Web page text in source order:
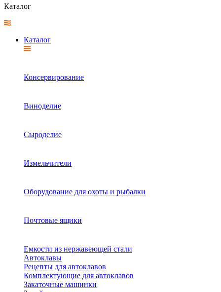
Каталог
Каталог
Консервирование
Виноделие
Сыроделие
Измельчители
Оборудование для охоты и рыбалки
Почтовые ящики
Емкости из нержавеющей стали
Автоклавы
Рецепты для автоклавов
Комплектующие для автоклавов
Закаточные машинки